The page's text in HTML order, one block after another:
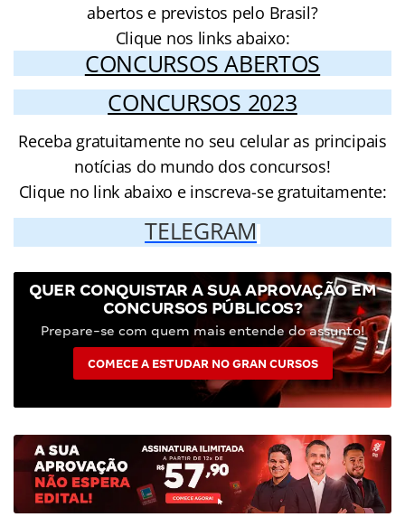
abertos e previstos pelo Brasil?
Clique nos links abaixo:
CONCURSOS ABERTOS
CONCURSOS 2023
Receba gratuitamente no seu celular as principais
notícias do mundo dos concursos!
Clique no link abaixo e inscreva-se gratuitamente:
TELEGRAM
QUER CONQUISTAR A SUA APROVAÇÃO EM
CONCURSOS PÚBLICOS?
Prepare-se com quem mais entende do assunto!
COMECE A ESTUDAR NO GRAN CURSOS